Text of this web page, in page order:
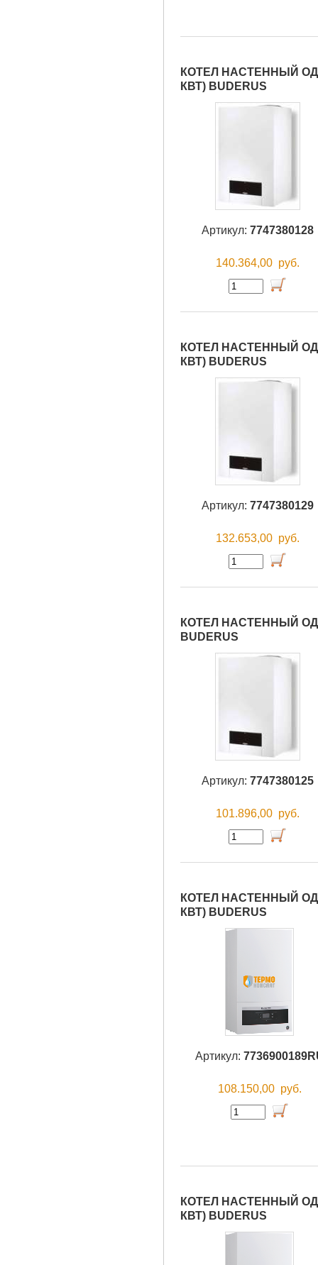
КОТЕЛ НАСТЕННЫЙ
КВТ) BUDERUS
Артикул: 7747380128
140.364,00 руб.
КОТЕЛ НАСТЕННЫЙ
КВТ) BUDERUS
Артикул: 7747380129
132.653,00 руб.
КОТЕЛ НАСТЕННЫЙ
BUDERUS
Артикул: 7747380125
101.896,00 руб.
КОТЕЛ НАСТЕННЫЙ
КВТ) BUDERUS
Артикул:
108.150,00 руб.
КОТЕЛ НАСТЕННЫЙ
КВТ) BUDERUS